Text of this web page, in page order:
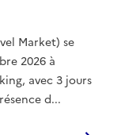
Market) se
2026 à
avec 3 jours
d...